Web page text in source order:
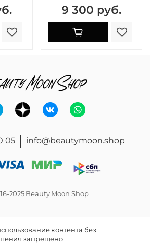
9 300 руб.
05 info@beautymoon.shop
2025 Beauty Moon Shop
контента без
запрещено